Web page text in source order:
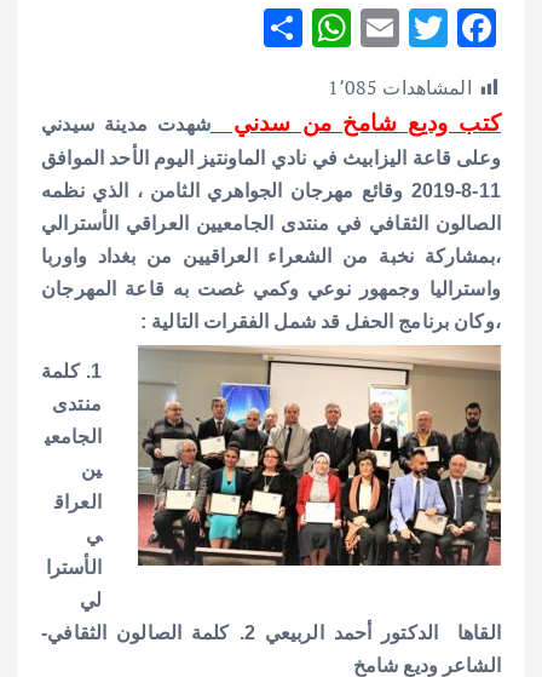
F
ac
e
b
o
o
k
T
w
it
te
r
E
m
ai
l
W
s
A
p
p
ar
e
المشاهدات 1٬085
كتب وديع شامخ من سدنيشهدت مدينة سيدني
وعلى قاعة اليزابيث في نادي الماونتيز اليوم الأحد الموافق
11-8-2019 وقائع مهرجان الجواهري الثامن ، الذي نظمه
الصالون الثقافي في منتدى الجامعيين العراقي الأسترالي
،بمشاركة نخبة من الشعراء العراقيين من بغداد واوربا
واستراليا وجمهور نوعي وكمي غصت به قاعة المهرجان
،وكان برنامج الحفل قد شمل الفقرات التالية :
1. كلمة
منتدى
الجامعي
ين
العراق
ي
الأسترا
لي
القاها الدكتور أحمد الربيعي 2. كلمة الصالون الثقافي-
الشاعر وديع شامخ